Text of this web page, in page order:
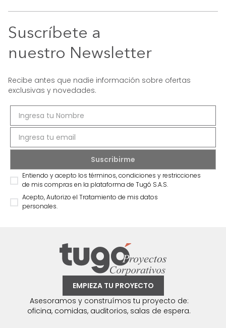
Suscríbete a
nuestro Newsletter
Recibe antes que nadie información sobre ofertas
exclusivas y novedades.
Entiendo y acepto los términos, condiciones y restricciones
de mis compras en la plataforma de Tugó S.A.S.
Acepto, Autorizo el Tratamiento de mis datos
personales.
EMPIEZA TU PROYECTO
Asesoramos y construímos tu proyecto de:
oficina, comidas, auditorios, salas de espera.